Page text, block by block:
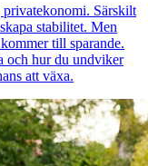
Särskilt
stabilitet. Men
till sparande.
och hur du undviker
att växa.